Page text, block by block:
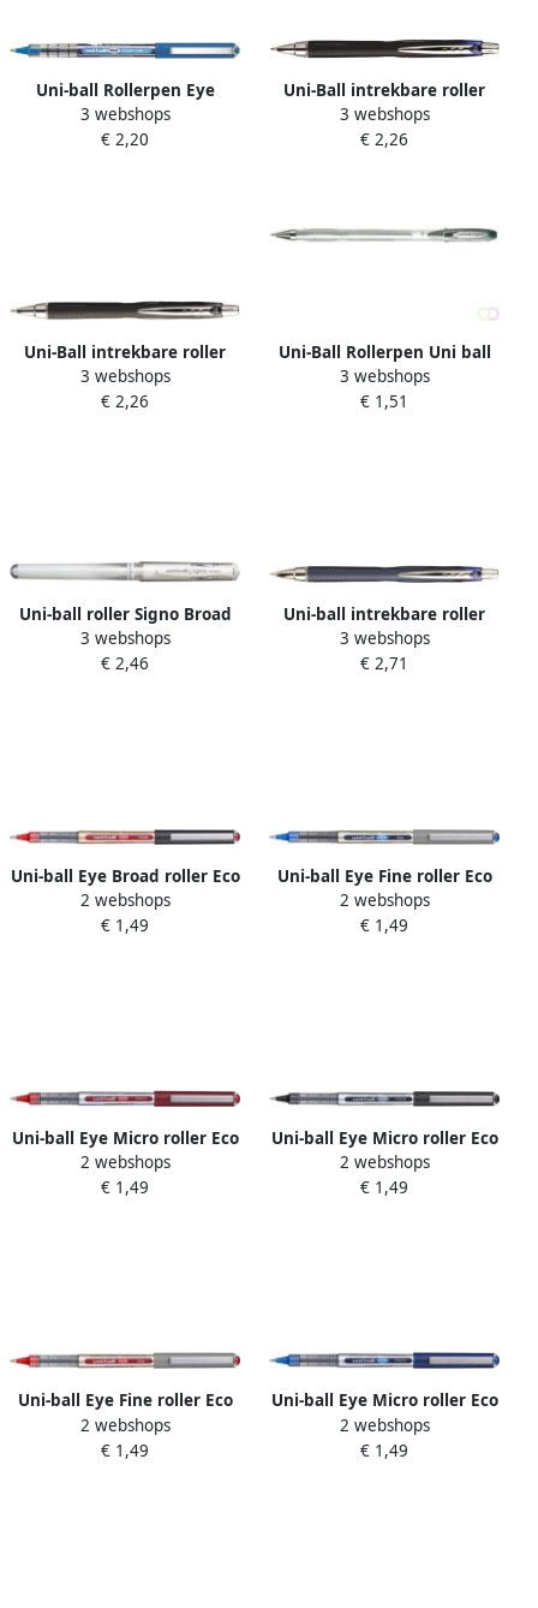
Uni-ball Rollerpen Eye
Ocean Care medium blauw
3 webshops
€ 2,20
Uni-Ball intrekbare roller
Jetstream blauw
schrijfbreedte 0 45 mm
3 webshops
€ 2,26
Uni-Ball intrekbare roller
Jetstream zwart
schrijfbreedte 0 45 mm
3 webshops
€ 2,26
Uni-Ball Rollerpen Uni ball
Signo Metallises zilver
0.5mm
3 webshops
€ 1,51
Uni-ball roller Signo Broad
Creative brede punt wit
3 webshops
€ 2,46
Uni-ball intrekbare roller
Jetstream blauw
schrijfbreedte: 0 35 mm
3 webshops
€ 2,71
Uni-ball Eye Broad roller Eco
schrijfbreedte 0 85 mm
rood
2 webshops
€ 1,49
Uni-ball Eye Fine roller Eco
schrijfbreedte 0 5 mm
blauw
2 webshops
€ 1,49
Uni-ball Eye Micro roller Eco
schrijfbreedte 0 2 mm rood
2 webshops
€ 1,49
Uni-ball Eye Micro roller Eco
schrijfbreedte 0 2 mm
zwart
2 webshops
€ 1,49
Uni-ball Eye Fine roller Eco
schrijfbreedte 0 5 mm rood
2 webshops
€ 1,49
Uni-ball Eye Micro roller Eco
schrijfbreedte 0 2 mm
blauw
2 webshops
€ 1,49